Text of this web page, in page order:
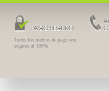
PAGO SEGURO
Todos los medios de pago son
seguros al 100%